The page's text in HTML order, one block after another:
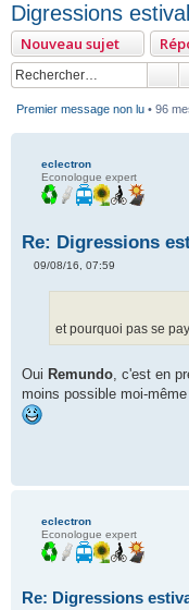
Digressions
Nouveau sujet
Premier message non lu• 96
eclectron
Econologue expert
Re: Digressions
o
n
l
u
09/08/16, 07:59
et pourquoi pas se
Oui Remundo, c'est en
moins possible moi-
eclectron
Econologue expert
Re: Digressions